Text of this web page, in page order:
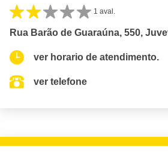
1 aval.
Rua Barão de Guaraúna, 550,
ver horario de atendimento.
ver telefone